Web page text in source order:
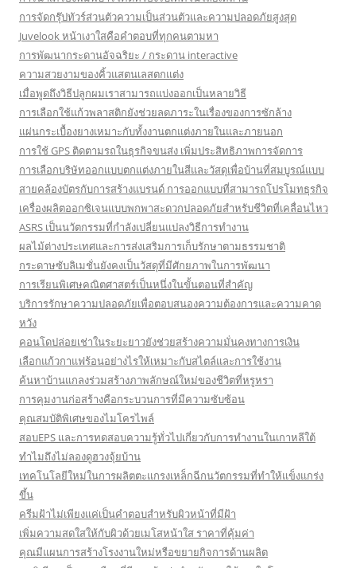
การจัดกรุ๊ปทัวร์ส่วนตัวความเป็นส่วนตัวและความปลอดภัยสูงสุด
Juvelook หน้าเงาใสคือคำตอบที่ทุกคนตามหา
การพัฒนากระดานอัจฉริยะ / กระดาน interactive
ความสวยงามของคิ้วแสตนเลสตกแต่ง
เมื่อพูดถึงวิธีปลูกผมเราสามารถแบ่งออกเป็นหลายวิธี
การเลือกใช้แก้วพลาสติกยังช่วยลดภาระในเรื่องของการซักล้าง
แผ่นกระเบื้องยางเหมาะกับทั้งงานตกแต่งภายในและภายนอก
การใช้ GPS ติดตามรถในธุรกิจขนส่ง เพิ่มประสิทธิภาพการจัดการ
การเลือกบริษัทออกแบบตกแต่งภายในสีและวัสดุเพื่อบ้านที่สมบูรณ์แบบ
สายคล้องบัตรกับการสร้างแบรนด์ การออกแบบที่สามารถโปรโมทธุรกิจ
เครื่องผลิตออกซิเจนแบบพกพาสะดวกปลอดภัยสำหรับชีวิตที่เคลื่อนไหว
ASRS เป็นนวัตกรรมที่กำลังเปลี่ยนแปลงวิธีการทำงาน
ผลไม้ต่างประเทศและการส่งเสริมการเก็บรักษาตามธรรมชาติ
กระดาษซับลิเมชั่นยังคงเป็นวัสดุที่มีศักยภาพในการพัฒนา
การเรียนพิเศษคณิตศาสตร์เป็นหนึ่งในขั้นตอนที่สำคัญ
บริการรักษาความปลอดภัยเพื่อตอบสนองความต้องการและความคาด
หวัง
คอนโดปล่อยเช่าในระยะยาวยังช่วยสร้างความมั่นคงทางการเงิน
เลือกแก้วกาแฟร้อนอย่างไรให้เหมาะกับสไตล์และการใช้งาน
ค้นหาบ้านแกลงร่วมสร้างภาพลักษณ์ใหม่ของชีวิตที่หรูหรา
การคุมงานก่อสร้างคือกระบวนการที่มีความซับซ้อน
คุณสมบัติพิเศษของไมโครไพล์
สอบEPS และการทดสอบความรู้ทั่วไปเกี่ยวกับการทำงานในเกาหลีใต้
ทำไมถึงไม่ลองดูฮวงจุ้ยบ้าน
เทคโนโลยีใหม่ในการผลิตตะแกรงเหล็กฉีกนวัตกรรมที่ทำให้แข็งแกร่ง
ขึ้น
ครีมฝ้าไม่เพียงแค่เป็นคำตอบสำหรับผิวหน้าที่มีฝ้า
เพิ่มความสดใสให้กับผิวด้วยเมโสหน้าใส ราคาที่คุ้มค่า
คุณมีแผนการสร้างโรงงานใหม่หรือขยายกิจการด้านผลิต